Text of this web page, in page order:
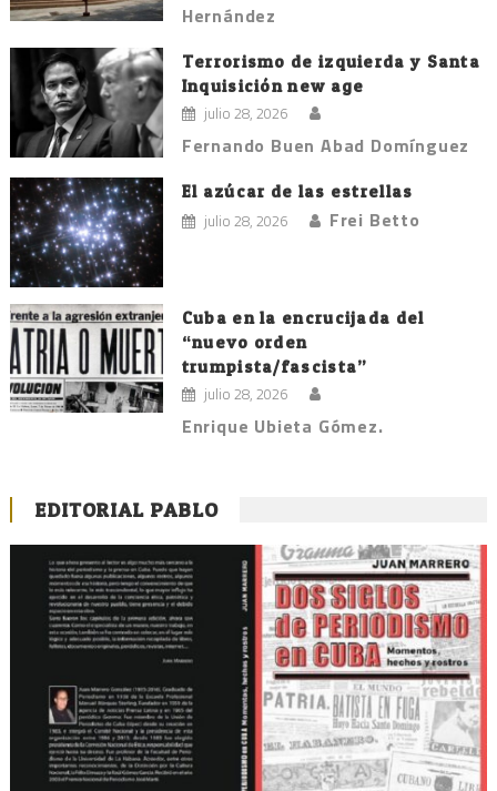
Hernández
Terrorismo de izquierda y Santa
Inquisición new age
julio 28, 2026
Fernando Buen Abad Domínguez
El azúcar de las estrellas
julio 28, 2026 Frei Betto
Cuba en la encrucijada del
“nuevo orden
trumpista/fascista”
julio 28, 2026
Enrique Ubieta Gómez.
EDITORIAL PABLO